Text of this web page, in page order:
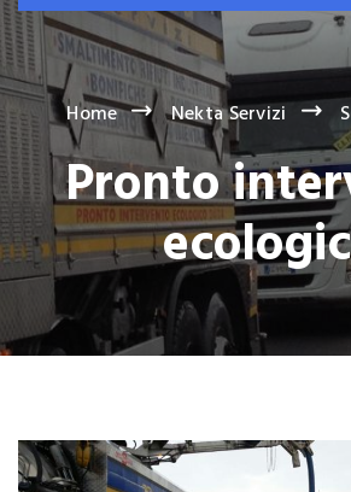
Home Nekta Servizi
Pronto